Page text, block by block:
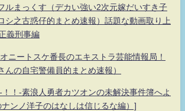
ルまっくす（デカい強い2次元嫁だいすき子
シ之古惑仔的まとめ速報）話題な動画取り上
義刑事編
ニートスケ番長のエキストラ芸能情報局！
んの自宅警備員的まとめ速報）
！-素浪人勇者カツオンの未解決事件簿へよ
ンノ洋子のはなしは信じるな編）]